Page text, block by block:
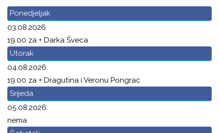
Ponedjeljak
03.08.2026.
19.00 za + Darka Šveca
Utorak
04.08.2026.
19.00 za + Dragutina i Veronu Pongrac
Srijeda
05.08.2026.
nema